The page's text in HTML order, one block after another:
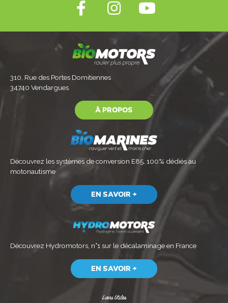
310, Rue des Portes Domitiennes
34740 Vendargues
À PROPOS
Découvrez les systèmes de conversion E85, 100% dédiés au
motonautisme
EN SAVOIR +
Découvrez Hydromotors, n°1 sur le décalaminageen France
EN SAVOIR +
Liens Utiles